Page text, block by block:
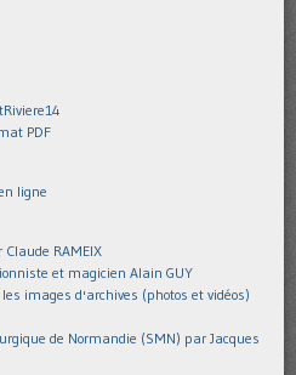
PDF
ligne
RAMEIX
et magicien Alain GUY
images d'archives (photos et vidéos)
de Normandie (SMN) par Jacques